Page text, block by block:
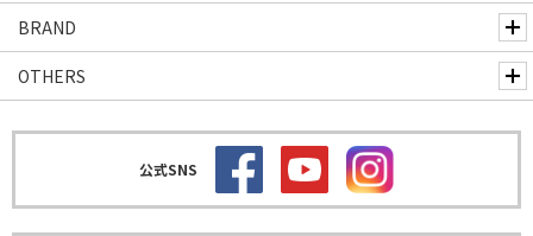
BRAND
OTHERS
公式SNS